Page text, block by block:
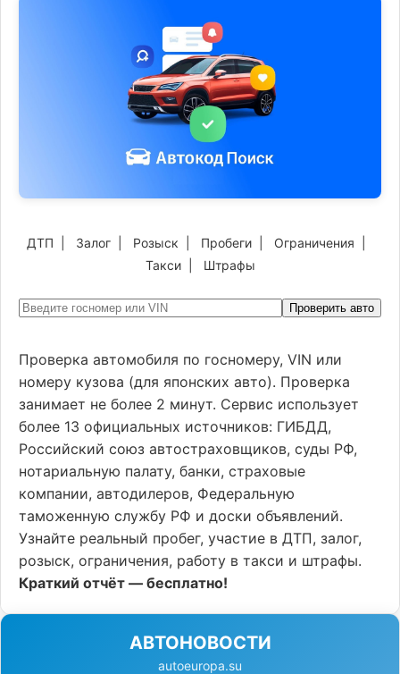
ДТП Залог Розыск Пробеги Ограничения
Такси| Штрафы
Проверить авто
Проверка автомобиля по госномеру, VIN или
номеру кузова (для японских авто). Проверка
занимает не более 2 минут. Сервис использует
более 13 официальных источников: ГИБДД,
Российский союз автостраховщиков, суды РФ,
нотариальную палату, банки, страховые
компании, автодилеров, Федеральную
таможенную службу РФ и доски объявлений.
Узнайте реальный пробег, участие в ДТП, залог,
розыск, ограничения, работу в такси и штрафы.
Краткий отчёт — бесплатно!
АВТОНОВОСТИ
autoeuropa.su